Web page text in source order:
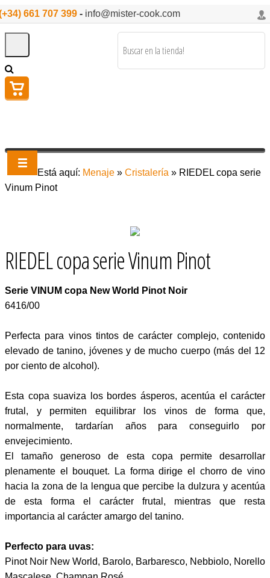
661 707 399 - info@mister-cook.com
Está aquí: Menaje » Cristalería » RIEDEL copa serie
Vinum Pinot
RIEDEL copa serie Vinum Pinot
Serie VINUM copa New World Pinot Noir
6416/00
Perfecta para vinos tintos de carácter complejo, contenido
elevado de tanino, jóvenes y de mucho cuerpo (más del 12
por ciento de alcohol).
Esta copa suaviza los bordes ásperos, acentúa el carácter
frutal, y permiten equilibrar los vinos de forma que,
normalmente, tardarían años para conseguirlo por
envejecimiento.
El tamaño generoso de esta copa permite desarrollar
plenamente el bouquet. La forma dirige el chorro de vino
hacia la zona de la lengua que percibe la dulzura y acentúa
de esta forma el carácter frutal, mientras que resta
importancia al carácter amargo del tanino.
Perfecto para uvas:
Pinot Noir New World, Barolo, Barbaresco, Nebbiolo, Norello